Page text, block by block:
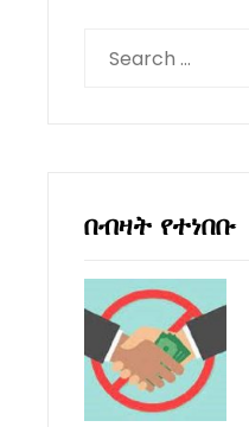
for:
በብዛት የተነበቡ